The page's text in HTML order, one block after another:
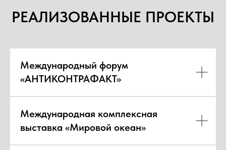
РЕАЛИЗОВАННЫЕ ПРОЕКТЫ
Международный форум
«АНТИКОНТРАФАКТ»
Международная комплексная
выставка «Мировой океан»